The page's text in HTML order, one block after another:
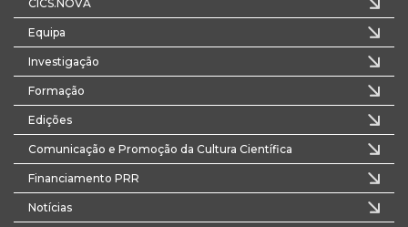
CICS.NOVA
Equipa
Investigação
Formação
Edições
Comunicação e Promoção da Cultura Científica
Financiamento PRR
Notícias